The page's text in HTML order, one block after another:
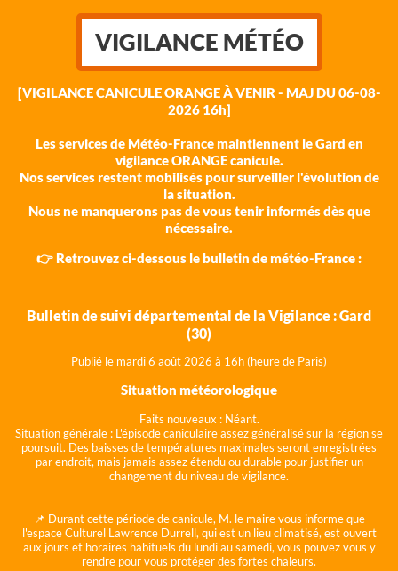
VIGILANCE MÉTÉO
[VIGILANCE CANICULE ORANGE À VENIR - MAJ DU 06-08-
2026 16h]
Les services de Météo-France maintiennent le Gard en
vigilance ORANGE canicule.
Nos services restent mobilisés pour surveiller l'évolution de
la situation.
Nous ne manquerons pas de vous tenir informés dès que
nécessaire.
👉 Retrouvez ci-dessous le bulletin de météo-France :
Bulletin de suivi départemental de la Vigilance : Gard
(30)
Publié le mardi 6 août 2026 à 16h (heure de Paris)
Situation météorologique
Faits nouveaux : Néant.
Situation générale : L'épisode caniculaire assez généralisé sur la région se
poursuit. Des baisses de températures maximales seront enregistrées
par endroit, mais jamais assez étendu ou durable pour justifier un
changement du niveau de vigilance.
📌 Durant cette période de canicule, M. le maire vous informe que
l'espace Culturel Lawrence Durrell, qui est un lieu climatisé, est ouvert
aux jours et horaires habituels du lundi au samedi, vous pouvez vous y
rendre pour vous protéger des fortes chaleurs.